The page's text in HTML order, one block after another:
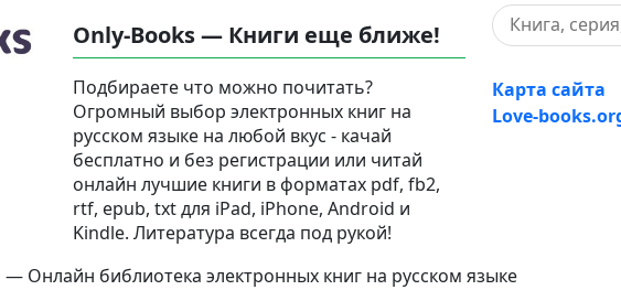
Only-Books — Книги еще ближе!
Подбираете что можно почитать?
Огромный выбор электронных книг на
русском языке на любой вкус - качай
бесплатно и без регистрации или читай
онлайн лучшие книги в форматах pdf, fb2,
rtf, epub, txt для iPad, iPhone, Android и
Kindle. Литература всегда под рукой!
Карта сайта
Love-
библиотека электронных книг на русском языке